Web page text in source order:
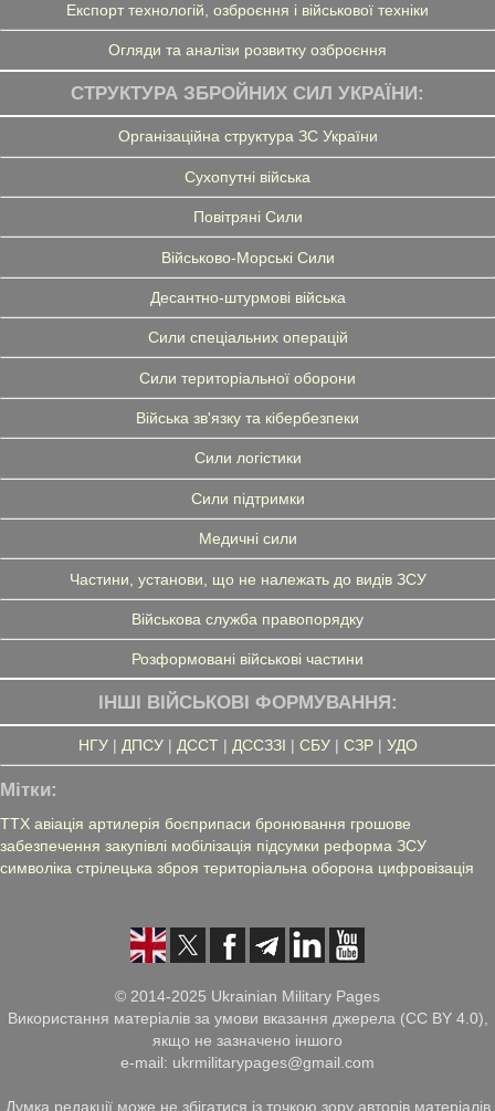
Експорт технологій, озброєння і військової техніки
Огляди та аналізи розвитку озброєння
СТРУКТУРА ЗБРОЙНИХ СИЛ УКРАЇНИ:
Організаційна структура ЗС України
Сухопутні війська
Повітряні Сили
Військово-Морські Сили
Десантно-штурмові війська
Сили спеціальних операцій
Сили територіальної оборони
Війська зв'язку та кібербезпеки
Сили логістики
Сили підтримки
Медичні сили
Частини, установи, що не належать до видів ЗСУ
Військова служба правопорядку
Розформовані військові частини
ІНШІ ВІЙСЬКОВІ ФОРМУВАННЯ:
НГУ| ДПСУ| ДССТ| ДССЗЗІ | СБУ| СЗР| УДО
Мітки:
ТТХ авіація артилерія боєприпаси бронювання грошове
забезпечення закупівлі мобілізація підсумки реформа ЗСУ
символіка стрілецька зброя територіальна оборона цифровізація
© 2014-2025 Ukrainian Military Pages
Використання матеріалів за умови вказання джерела (CC BY 4.0),
якщо не зазначено іншого
e-mail: ukrmilitarypages@gmail.com
Думка редакції може не збігатися із точкою зору авторів матеріалів